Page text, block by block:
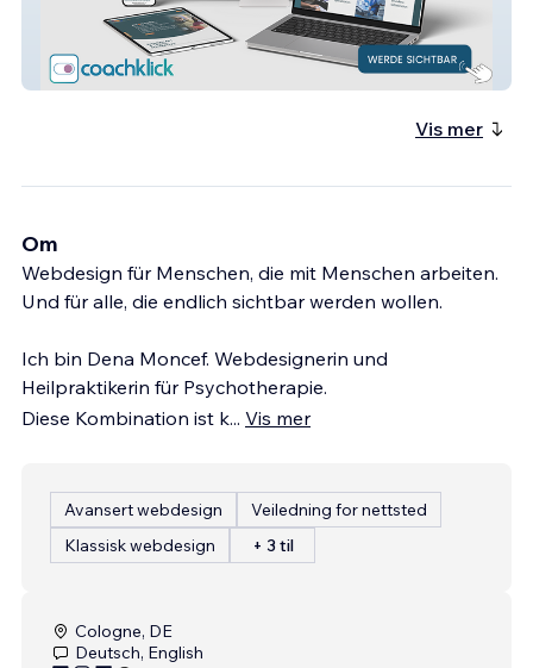
Ds4health
Vis mer
Om
Webdesign für Menschen, die mit Menschen arbeiten.
Und für alle, die endlich sichtbar werden wollen.
Ich bin Dena Moncef. Webdesignerin und
Heilpraktikerin für Psychotherapie.
Diese Kombination ist k... Vis mer
Avansert webdesign
Veiledning for nettsted
Klassisk webdesign
+ 3 til
Cologne, DE
Deutsch, English